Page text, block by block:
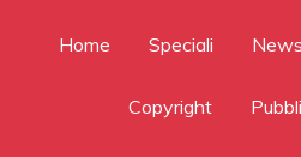
Home Speciali
Copyright